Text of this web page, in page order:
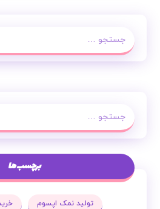
برچسب ها
تولید نمک اپسوم